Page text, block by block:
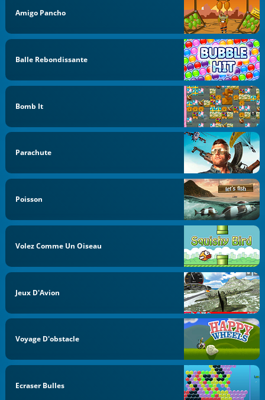
Amigo Pancho
Balle Rebondissante
Bomb It
Parachute
Poisson
Volez Comme Un Oiseau
Jeux D'Avion
Voyage D'obstacle
Ecraser Bulles